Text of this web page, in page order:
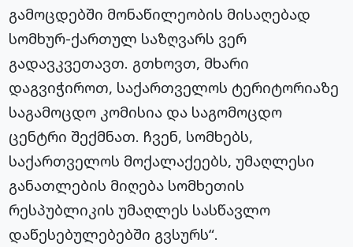
გამოცდებში მონაწილეობის მისაღებად
სომხურ-ქართულ საზღვარს ვერ
გადავკვეთავთ. გთხოვთ, მხარი
დაგვიჭიროთ, საქართველოს ტერიტორიაზე
საგამოცდო კომისია და საგომოცდო
ცენტრი შექმნათ. ჩვენ, სომხებს,
საქართველოს მოქალაქეებს, უმაღლესი
განათლების მიღება სომხეთის
რესპუბლიკის უმაღლეს სასწავლო
დაწესებულებებში გვსურს“.